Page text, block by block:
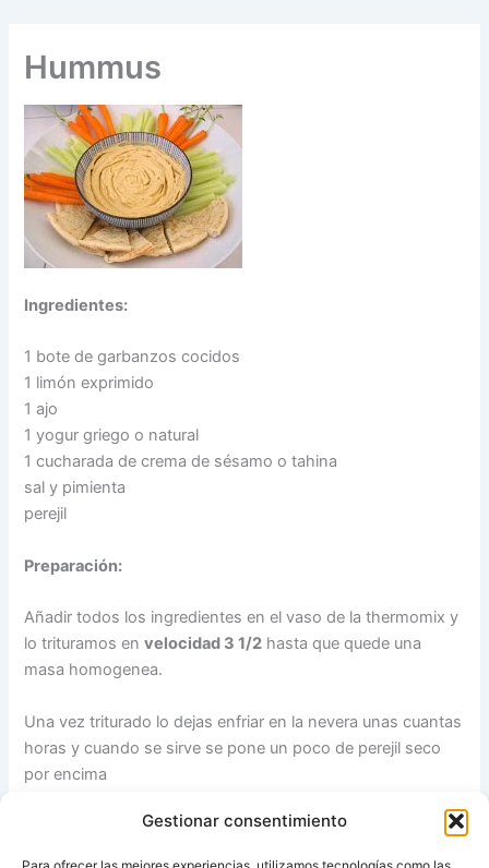
Gestionar consentimiento
Hummus
Ingredientes:
1 bote de garbanzos cocidos
1 limón exprimido
1 ajo
1 yogur griego o natural
1 cucharada de crema de sésamo o tahina
sal y pimienta
perejil
Preparación:
Añadir todos los ingredientes en el vaso de la thermomix y
lo trituramos envelocidad 3 1/2 hasta que quede una
masa homogenea.
Una vez triturado lo dejas enfriar en la nevera unas cuantas
horas y cuando se sirve se pone un poco de perejil seco
por encima
La tahina o crema de sésamo se puede comprar en